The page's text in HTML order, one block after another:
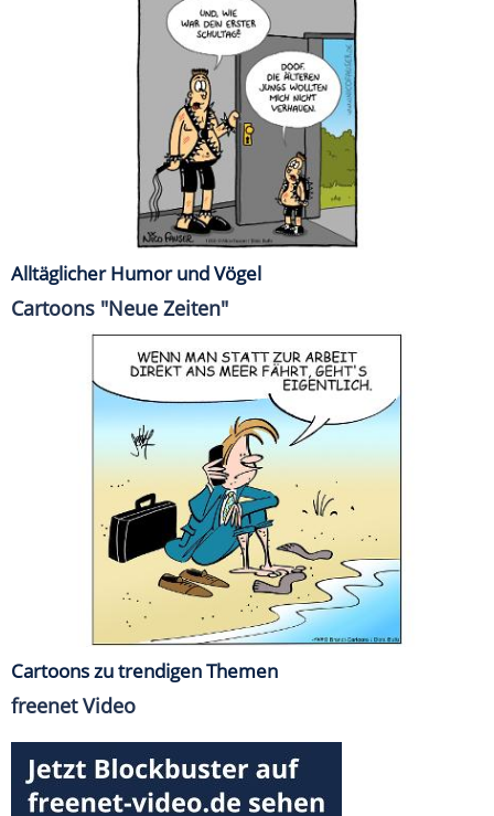
Alltäglicher Humor und Vögel
Cartoons "Neue Zeiten"
Cartoons zu trendigen Themen
freenet Video